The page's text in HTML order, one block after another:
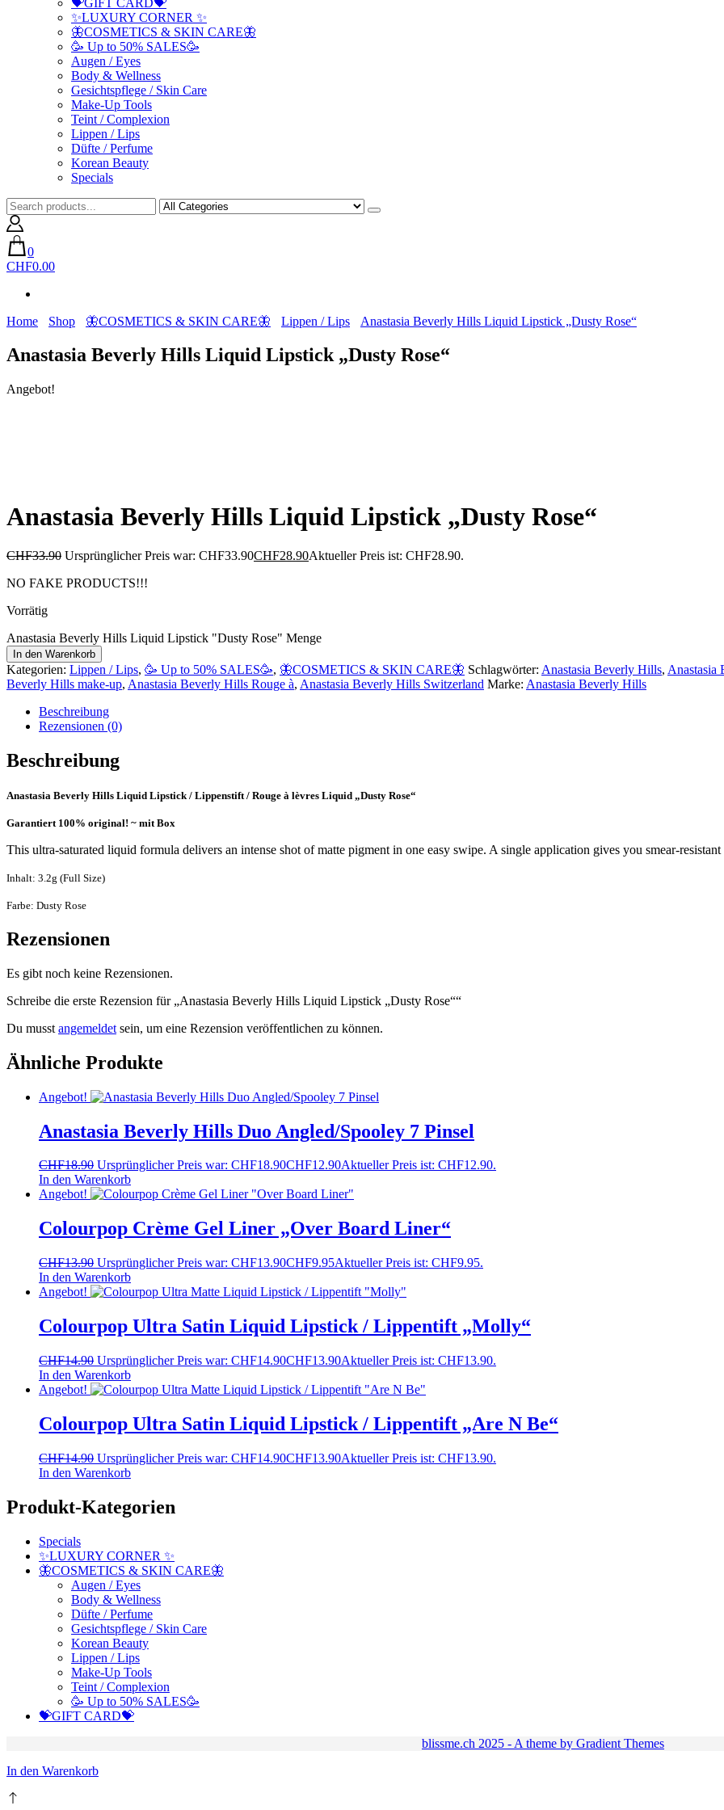
✨LUXURY CORNER ✨
🦋COSMETICS & SKIN CARE🦋
🥳 Up to 50% SALES🥳
Augen / Eyes
Body & Wellness
Gesichtspflege / Skin Care
Make-Up Tools
Teint / Complexion
Lippen / Lips
Düfte / Perfume
Korean Beauty
Specials
0
CHF0.00
Home Shop 🦋COSMETICS & SKIN CARE🦋 Lippen / Lips Anastasia Beverly Hills Liquid Lipstick „Dusty Rose“
Anastasia Beverly Hills Liquid Lipstick „Dusty Rose“
Angebot!
Anastasia Beverly Hills Liquid Lipstick „Dusty Rose“
CHF33.90 Ursprünglicher Preis war: CHF33.90CHF28.90Aktueller Preis ist: CHF28.90.
NO FAKE PRODUCTS!!!
Vorrätig
Anastasia Beverly Hills Liquid Lipstick "Dusty Rose" Menge
In den Warenkorb
Kategorien: Lippen / Lips, 🥳 Up to 50% SALES🥳, 🦋COSMETICS & SKIN CARE🦋 Schlagwörter: Anastasia Beverly Hills, Anastasia
Beverly Hills make-up, Anastasia Beverly Hills Rouge à, Anastasia Beverly Hills Switzerland Marke: Anastasia Beverly Hills
Beschreibung
Rezensionen (0)
Beschreibung
Anastasia Beverly Hills Liquid Lipstick / Lippenstift / Rouge à lèvres Liquid „Dusty Rose“
Garantiert 100% original! ~ mit Box
This ultra-saturated liquid formula delivers an intense shot of matte pigment in one easy swipe. A single application gives you smear-
Inhalt: 3.2g (Full Size)
Farbe: Dusty Rose
Rezensionen
Es gibt noch keine Rezensionen.
Schreibe die erste Rezension für „Anastasia Beverly Hills Liquid Lipstick „Dusty Rose““
Du musst angemeldet sein, um eine Rezension veröffentlichen zu können.
Ähnliche Produkte
Angebot!
Anastasia Beverly Hills Duo Angled/Spooley 7 Pinsel
CHF18.90 Ursprünglicher Preis war: CHF18.90CHF12.90Aktueller Preis ist: CHF12.90.
In den Warenkorb
Angebot!
Colourpop Crème Gel Liner „Over Board Liner“
CHF13.90 Ursprünglicher Preis war: CHF13.90CHF9.95Aktueller Preis ist: CHF9.95.
In den Warenkorb
Angebot!
Colourpop Ultra Satin Liquid Lipstick / Lippentift „Molly“
CHF14.90 Ursprünglicher Preis war: CHF14.90CHF13.90Aktueller Preis ist: CHF13.90.
In den Warenkorb
Angebot!
Colourpop Ultra Satin Liquid Lipstick / Lippentift „Are N Be“
CHF14.90 Ursprünglicher Preis war: CHF14.90CHF13.90Aktueller Preis ist: CHF13.90.
In den Warenkorb
Produkt-Kategorien
Specials
✨LUXURY CORNER ✨
🦋COSMETICS & SKIN CARE🦋
Augen / Eyes
Body & Wellness
Düfte / Perfume
Gesichtspflege / Skin Care
Korean Beauty
Lippen / Lips
Make-Up Tools
Teint / Complexion
🥳 Up to 50% SALES🥳
💝GIFT CARD💝
blissme.ch 2025 - A theme by Gradient Themes
In den Warenkorb